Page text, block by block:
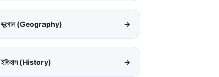
ভূগোল (Geography) →
ইতিহাস (History) →